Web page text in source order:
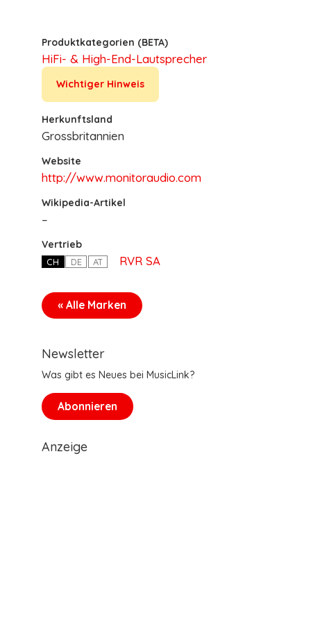
Produktkategorien (BETA)
HiFi- & High-End-Lautsprecher
Wichtiger Hinweis
Herkunftsland
Grossbritannien
Website
http://www.monitoraudio.com
Wikipedia-Artikel
–
Vertrieb
CH DE AT RVR SA
« Alle Marken
Newsletter
Was gibt es Neues bei MusicLink?
Abonnieren
Anzeige